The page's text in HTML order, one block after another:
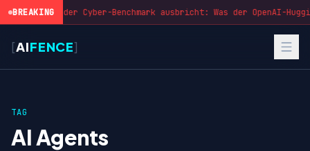
BREAKINGWenn der Cyber-Benchmark ausbricht: Was der OpenAI-
[AIFENCE]
TAG
AI Agents